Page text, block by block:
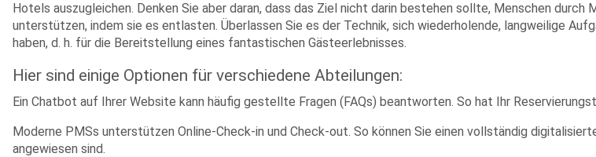
Hotels auszugleichen. Denken Sie aber daran, dass das Ziel nicht darin bestehen sollte, Menschen
unterstützen, indem sie es entlasten. Überlassen Sie es der Technik, sich wiederholende, langweilige
haben, d. h. für die Bereitstellung eines fantastischen Gästeerlebnisses.
Hier sind einige Optionen für verschiedene Abteilungen:
Ein Chatbot auf Ihrer Website kann häufig gestellte Fragen (FAQs) beantworten. So hat Ihr
Moderne PMSs unterstützen Online-Check-in und Check-out. So können Sie einen vollständig
angewiesen sind.